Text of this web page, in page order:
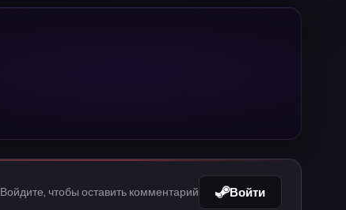
Войдите, чтобы оставить комментарий Войти